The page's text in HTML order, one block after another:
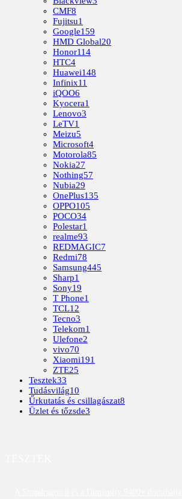
CMF8
Fujitsu1
Google159
HMD Global20
Honor114
HTC4
Huawei148
Infinix11
iQOO6
Kyocera1
Lenovo3
LeTV1
Meizu5
Microsoft4
Motorola85
Nokia27
Nothing57
Nubia29
OnePlus135
OPPO105
POCO34
Polestar1
realme93
REDMAGIC7
Redmi78
Samsung445
Sharp1
Sony19
T Phone1
TCL12
Tecno3
Telekom1
Ulefone2
vivo70
Xiaomi191
ZTE25
Tesztek33
Tudásvilág10
Űrkutatás és csillagászat8
Üzlet és tőzsde3